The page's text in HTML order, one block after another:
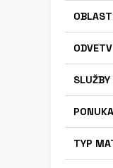
SLUŽBY
TYP